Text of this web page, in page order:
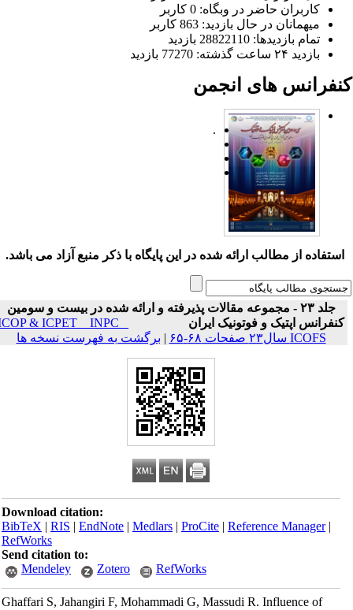
کاربران حاضر در وبگاه: 0 کاربر
میهمانان در حال بازدید: 863 کاربر
تمام بازدید‌ها: 28822110 بازدید
بازدید ۲۴ ساعت گذشته: 77270 بازدید
های انجمن
.
استفاده از مطالب ارائه شده در این پایگاه با ذکر منبع آزاد می باشد.
جلد ۲۳ - مجموعه مقالات پذیرفته و ارائه شده در بیست و سومین
کنفرانس اپتیک و فوتونیک ایران
ICOP & ICPET _ INPC _
ICOFS سال۲۳ صفحات ۶۸-۶۵
| برگشت به فهرست نسخه ها
Download citation:
BibTeX|RIS|EndNote|Medlars|ProCite|Reference Manager
RefWorks
Send citation to:
Mendeley
Zotero RefWorks
Ghaffari S, Jahangiri F, Mohammadi G, Massudi R. Influence of